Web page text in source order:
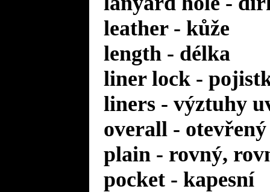
leather - kůže
length - délka
liner lock -
liners - výztuhy
overall - otevřený
plain - rovný,
pocket - kapesní